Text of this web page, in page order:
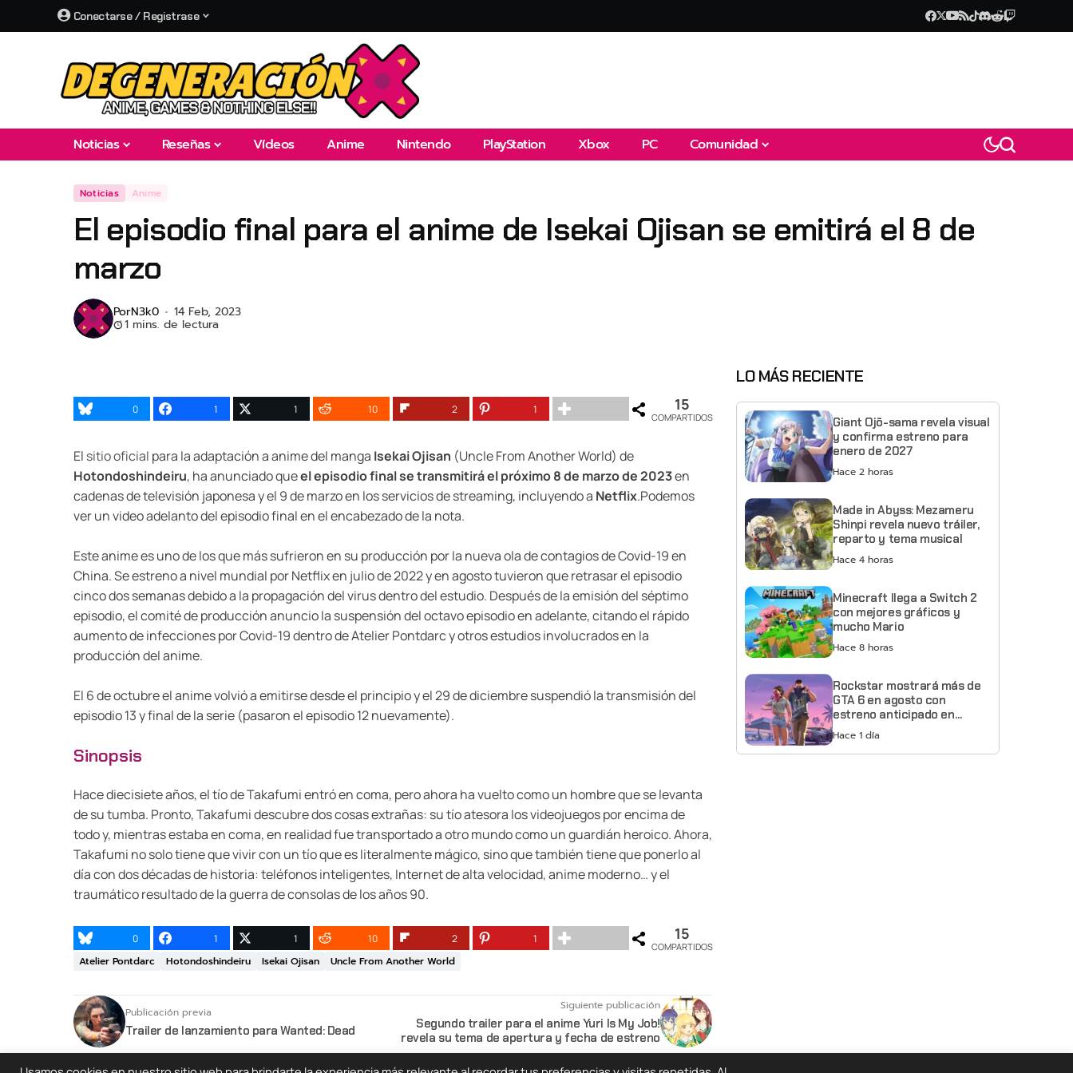
Conectarse / Registrase
Noticias Reseñas Vídeos Anime Nintendo PlayStation Xbox PC Comunidad
Noticias Anime
El episodio final para el anime de Isekai Ojisan se emitirá el 8 de
marzo
PorN3k0 14 Feb, 2023
1 mins. de lectura
0 1 1 10 2 1 15
COMPARTIDOS
El sitio oficial para la adaptación a anime del manga Isekai Ojisan (Uncle From Another World) de
Hotondoshindeiru, ha anunciado queel episodio final se transmitirá el próximo 8 de marzo de 2023en
cadenas de televisión japonesa y el 9 de marzo en los servicios de streaming, incluyendo a Netflix.Podemos
ver un video adelanto del episodio final en el encabezado de la nota.
Este anime es uno de los que más sufrieron en su producción por la nueva ola de contagios de Covid-19 en
China. Se estreno a nivel mundial por Netflix en julio de 2022 y en agosto tuvieron que retrasar el episodio
cinco dos semanas debido a la propagación del virus dentro del estudio. Después de la emisión del séptimo
episodio, el comité de producción anuncio la suspensión del octavo episodio en adelante, citando el rápido
aumento de infecciones por Covid-19 dentro de Atelier Pontdarc y otros estudios involucrados en la
producción del anime.
El 6 de octubre el anime volvió a emitirse desde el principio y el 29 de diciembre suspendió la transmisión del
episodio 13 y final de la serie (pasaron el episodio 12 nuevamente).
Sinopsis
Hace diecisiete años, el tío de Takafumi entró en coma, pero ahora ha vuelto como un hombre que se levanta
de su tumba. Pronto, Takafumi descubre dos cosas extrañas: su tío atesora los videojuegos por encima de
todo y, mientras estaba en coma, en realidad fue transportado a otro mundo como un guardián heroico. Ahora,
Takafumi no solo tiene que vivir con un tío que es literalmente mágico, sino que también tiene que ponerlo al
día con dos décadas de historia: teléfonos inteligentes, Internet de alta velocidad, anime moderno… y el
traumático resultado de la guerra de consolas de los años 90.
0 1 1 10 2 1 15
COMPARTIDOS
Atelier Pontdarc Hotondoshindeiru Isekai Ojisan Uncle From Another World
Publicación previa
Trailer de lanzamiento para Wanted: Dead
Siguiente publicación
Segundo trailer para el anime Yuri Is My Job!
revela su tema de apertura y fecha de estreno
LO MÁS RECIENTE
Giant Ojō-sama revela visual
y confirma estreno para
enero de 2027
Hace 2 horas
Made in Abyss: Mezameru
Shinpi revela nuevo tráiler,
reparto y tema musical
Hace 4 horas
Minecraft llega a Switch 2
con mejores gráficos y
mucho Mario
Hace 8 horas
Rockstar mostrará más de
GTA 6 en agosto con
estreno anticipado en
Netflix
Hace 1 día